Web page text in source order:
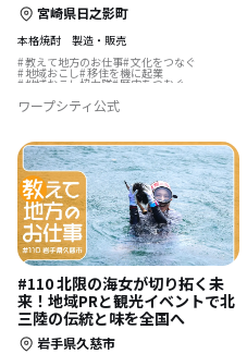
宮崎県日之影町
本格焼酎 製造・販売
教えて地方のお仕事 文化をつなぐ
地域おこし 移住を機に起業
地域おこし協力隊 歴史をつむぐ
ワープシティ公式
#110 北限の海女が切り拓く未
来！地域PRと観光イベントで北
三陸の伝統と味を全国へ
岩手県久慈市